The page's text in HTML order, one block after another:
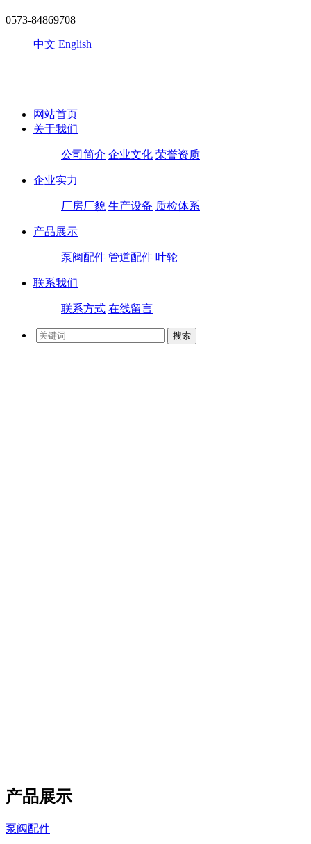
0573-84869708
中文 English
网站首页
关于我们
公司简介 企业文化 荣誉资质
企业实力
厂房厂貌 生产设备 质检体系
产品展示
泵阀配件 管道配件 叶轮
联系我们
联系方式 在线留言
产品展示
泵阀配件